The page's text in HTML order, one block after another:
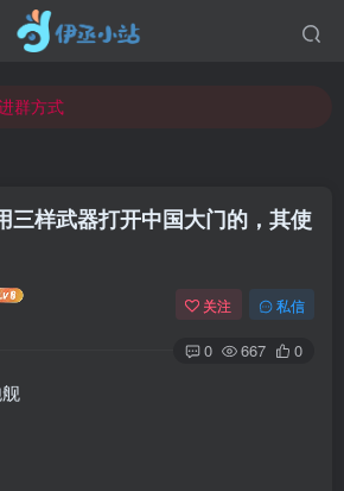
题和建议！
群方式
三样武器打开中国大门的，其使
关注 私信
0 667 0